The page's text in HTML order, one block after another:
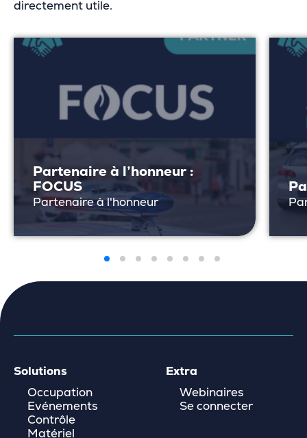
directement utile.
Partenaire à l’honneur :
FOCUS
Partenaire à l'honneur
Solutions
Occupation
Evénements
Contrôle
Matériel
Extra
Webinaires
Se connecter